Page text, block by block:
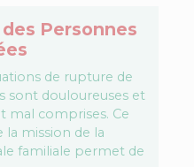
Personnes
de rupture de
sont douloureuses et
mal comprises. Ce
la mission de la
familiale permet de